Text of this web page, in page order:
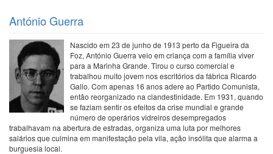
António Guerra
Nascido em 23 de junho de 1913 perto da Figueira da
Foz, António Guerra veio em criança com a família viver
para a Marinha Grande. Tirou o curso comercial e
trabalhou muito jovem nos escritórios da fábrica Ricardo
Gallo. Com apenas 16 anos adere ao Partido Comunista,
então reorganizado na clandestinidade. Em 1931, quando
se faziam sentir os efeitos da crise mundial e grande
número de operários vidreiros desempregados
trabalhavam na abertura de estradas, organiza uma luta por melhores
salários que culmina em manifestação pela vila, ação insólita que alarma a
burguesia local.